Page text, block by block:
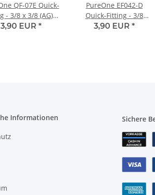
QF-07E Quick-
- 3/8 x 3/8 (AG) x
8 Zoll | T-Form
3,90 EUR *
PureOne EF042-D
Quick-Fitting - 3/8
Schlauch - Tülle | I-
3,90 EUR *
Informationen Sichere